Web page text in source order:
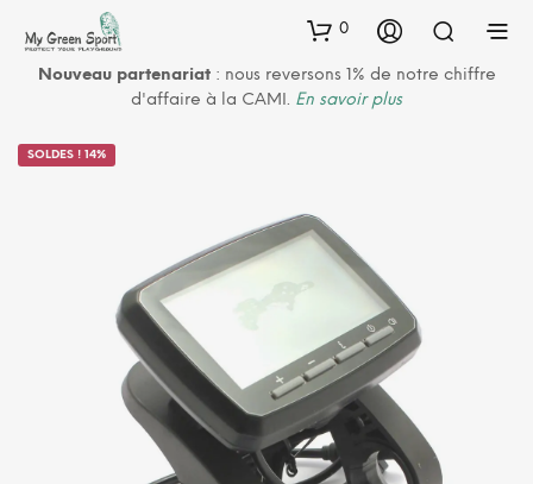
0
Nouveau partenariat: nous reversons 1% de notre chiffre
d'affaire à la CAMI. En savoir plus
SOLDES ! 14%